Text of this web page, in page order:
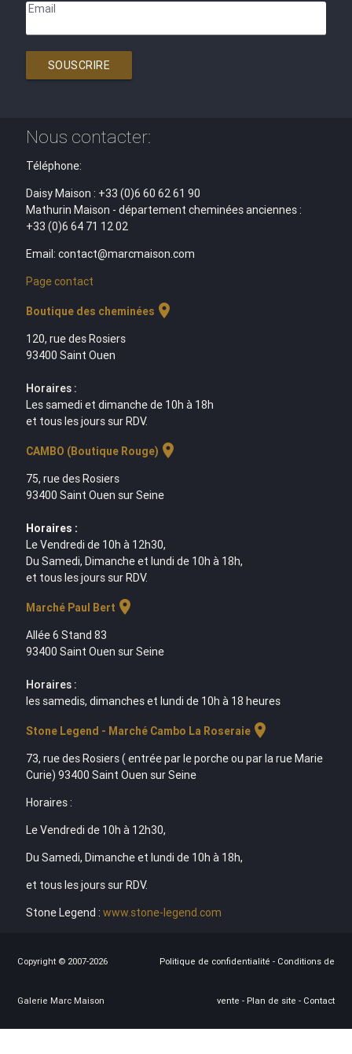
Email
SOUSCRIRE
Nous contacter:
Téléphone:
Daisy Maison : +33 (0)6 60 62 61 90
Mathurin Maison - département cheminées anciennes :
+33 (0)6 64 71 12 02
Email: contact@marcmaison.com
Page contact
Boutique des cheminées location_on
120, rue des Rosiers
93400 Saint Ouen
Horaires :
Les samedi et dimanche de 10h à 18h
et tous les jours sur RDV.
CAMBO (Boutique Rouge) location_on
75, rue des Rosiers
93400 Saint Ouen sur Seine
Horaires :
Le Vendredi de 10h à 12h30,
Du Samedi, Dimanche et lundi de 10h à 18h,
et tous les jours sur RDV.
Marché Paul Bert location_on
Allée 6 Stand 83
93400 Saint Ouen sur Seine
Horaires :
les samedis, dimanches et lundi de 10h à 18 heures
Stone Legend - Marché Cambo La Roseraielocation_on
73, rue des Rosiers ( entrée par le porche ou par la rue Marie
Curie) 93400 Saint Ouen sur Seine
Horaires :
Le Vendredi de 10h à 12h30,
Du Samedi, Dimanche et lundi de 10h à 18h,
et tous les jours sur RDV.
Stone Legend : www.stone-legend.com
Copyright © 2007-2026
Galerie Marc Maison
Politique de confidentialité - Conditions de
vente - Plan de site - Contact